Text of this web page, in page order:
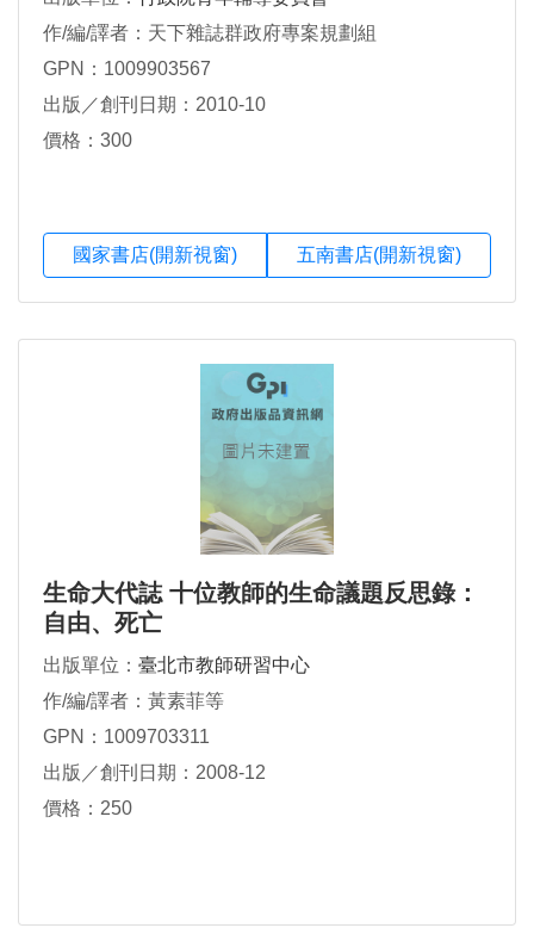
作/編/譯者：天下雜誌群政府專案規劃組
GPN：1009903567
出版／創刊日期：2010-10
價格：300
國家書店(開新視窗) 五南書店(開新視窗)
生命大代誌 十位教師的生命議題反思錄：
自由、死亡
出版單位： 臺北市教師研習中心
作/編/譯者：黃素菲等
GPN：1009703311
出版／創刊日期：2008-12
價格：250